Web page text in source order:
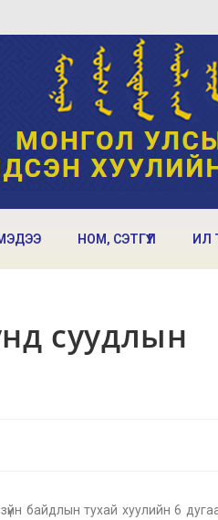
НОМ, СЭТГҮҮЛ ИЛ
суудлын
байдлын тухай хуулийн 6